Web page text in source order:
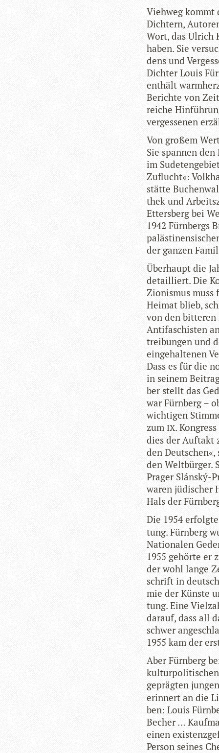
Vieh­weg kommt
Dich­tern,
Wort, das Ulrich
haben. Sie
dens und
Dich­ter Louis
ent­hält
Berichte von
rei­che
ver­ges­se­nen
Von gro­ßem
Sie span­nen
im
Zuflucht«:
stätte
thek und
Etters­berg bei
1942 Fürn­bergs
der gan­zen
Über­haupt die
detail­liert. Die
Zio­nis­mus muss
Hei­mat blieb,
von den bit­te­ren
Anti­fa­schis­ten
trei­bun­gen und
ein­ge­hal­te­nen
Dass es für die
in sei­nem
ber stellt das
war Fürn­berg –
wich­ti­gen
zum IX.
dies der Auf­takt
den
den Welt­bür­ger.
Pra­ger Slánský-
waren jüdi­scher
Hals der
Die 1954
tung. Fürn­berg
Natio­na­len
1955 gehörte er
der wohl lange
schrift in
mie der Künste
tung. Eine
dar­auf, dass all
schwer
1955 kam der
Aber Fürn­berg
gepräg­ten
erin­nert an die
ben: Louis
Becher …
einen
Per­son sei­nes